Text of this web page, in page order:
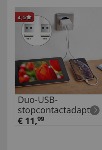
4,5
Duo-USB-
stopcontactadapter
€ 11,99